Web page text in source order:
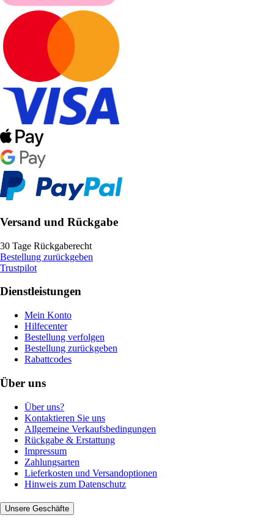
Versand und Rückgabe
30 Tage Rückgaberecht
Bestellung zurückgeben
Trustpilot
Dienstleistungen
Mein Konto
Hilfecenter
Bestellung verfolgen
Bestellung zurückgeben
Rabattcodes
Über uns
Über uns?
Kontaktieren Sie uns
Allgemeine Verkaufsbedingungen
Rückgabe & Erstattung
Impressum
Zahlungsarten
Lieferkosten und Versandoptionen
Hinweis zum Datenschutz
Unsere Geschäfte